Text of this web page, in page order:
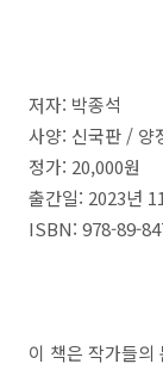
저자: 박종석
사양: 신국판 / 양
정가: 20,000원
출간일: 2023년 11
ISBN: 978-89-
이 책은 작가들의